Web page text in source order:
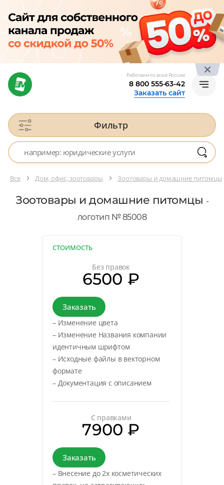
Работаем по всей России
8 800 555-63-42
Заказать сайт
Фильтр
Все Дом, офис, зоотовары Зоотовары и домашние питомцы
Зоотовары и домашние питомцы -
логотип № 85008
СТОИМОСТЬ
Без правок
6500 ₽
Заказать
– Изменение цвета
– Изменение Названия компании
идентичным шрифтом
– Исходные файлы в векторном
формате
– Документация с описанием
С правками
7900 ₽
Заказать
– Внесение до 2х косметических